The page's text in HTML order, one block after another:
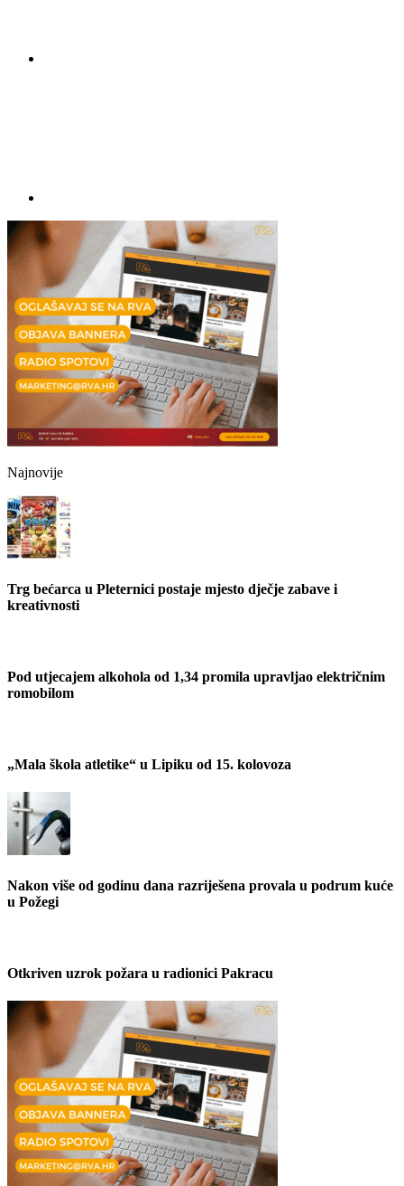
Najnovije
Trg bećarca u Pleternici postaje mjesto dječje zabave i
kreativnosti
Pod utjecajem alkohola od 1,34 promila upravljao električnim
romobilom
„Mala škola atletike“ u Lipiku od 15. kolovoza
Nakon više od godinu dana razriješena provala u podrum kuće
u Požegi
Otkriven uzrok požara u radionici Pakracu